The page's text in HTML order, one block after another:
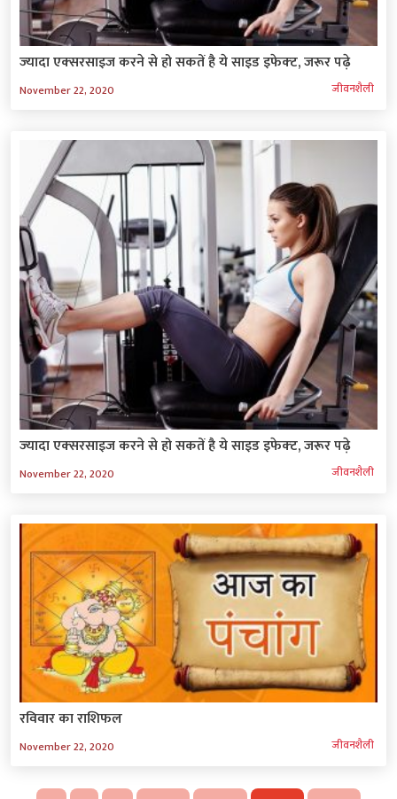
ज्‍यादा एक्‍सरसाइज करने से हो सकतें है ये साइड इफेक्‍ट, जरूर पढ़े
November 22, 2020 जीवनशैली
ज्‍यादा एक्‍सरसाइज करने से हो सकतें है ये साइड इफेक्‍ट, जरूर पढ़े
November 22, 2020 जीवनशैली
रविवार का राशिफल
November 22, 2020 जीवनशैली